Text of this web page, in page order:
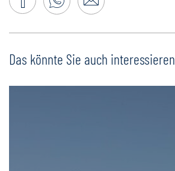
Das könnte Sie auch interessieren